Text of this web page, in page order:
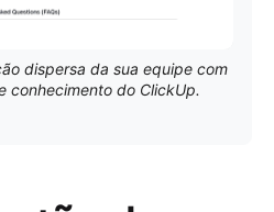
dispersa da sua equipe com
conhecimento do ClickUp.